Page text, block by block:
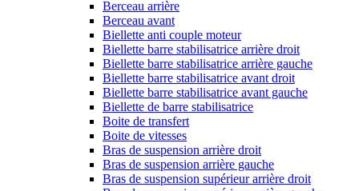
Berceau arrière
Berceau avant
Biellette anti couple moteur
Biellette barre stabilisatrice arrière droit
Biellette barre stabilisatrice arrière gauche
Biellette barre stabilisatrice avant droit
Biellette barre stabilisatrice avant gauche
Biellette de barre stabilisatrice
Boite de transfert
Boite de vitesses
Bras de suspension arrière droit
Bras de suspension arrière gauche
Bras de suspension supérieur arrière droit